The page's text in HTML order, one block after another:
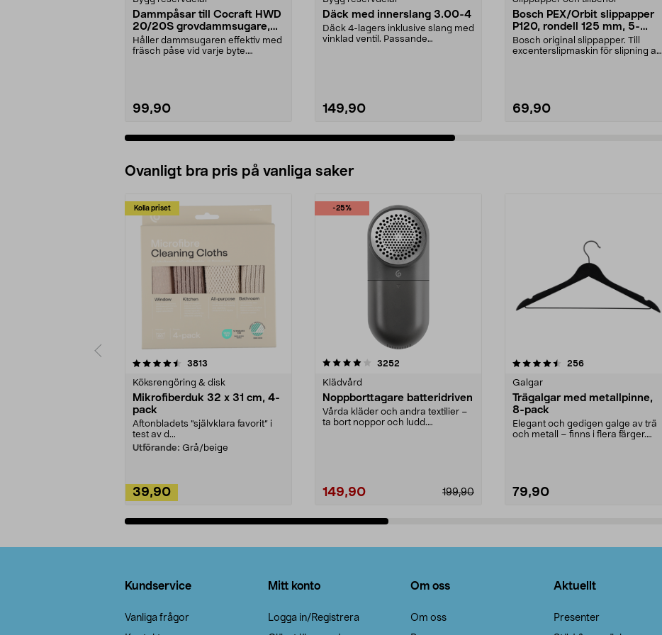
Dammpåsar till Cocraft HWD
20/20S grovdammsugare,
5-pack
Håller dammsugaren effektiv med
fräsch påse vid varje byte.
99,90
Däck med innerslang 3.00-4
Däck 4-lagers inklusive slang med
vinklad ventil. Passande
149,90
Bosch PEX/Orbit slippapper
P120, rondell 125 mm, 5-
pack
Bosch original slippapper. Till
excenterslipmaskin för slipning av
69,90
Ovanligt bra pris på vanliga saker
Kolla priset
3813
Köksrengöring & disk
Mikrofiberduk 32 x 31 cm, 4-
pack
Aftonbladets "självklara favorit” i
test av d...
Utförande: Grå/beige
39,90
-25%
4.0av 5 stjärnor 3252
Klädvård
Noppborttagare batteridriven
Vårda kläder och andra textilier –
ta bort noppor och ludd.
199,90
149,90
4.5av 5 stjärnor 256recensioner
Galgar
Trägalgar med metallpinne,
8-pack
Elegant och gedigen galge av trä
och metall – finns i flera färger.
79,90
4.0av 5 stjärnor
Kundservice
Vanliga frågor
Mitt konto
Logga in/Registrera
Om oss
Om oss
Aktuellt
Presenter